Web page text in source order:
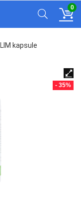
0
kapsule
- 35%